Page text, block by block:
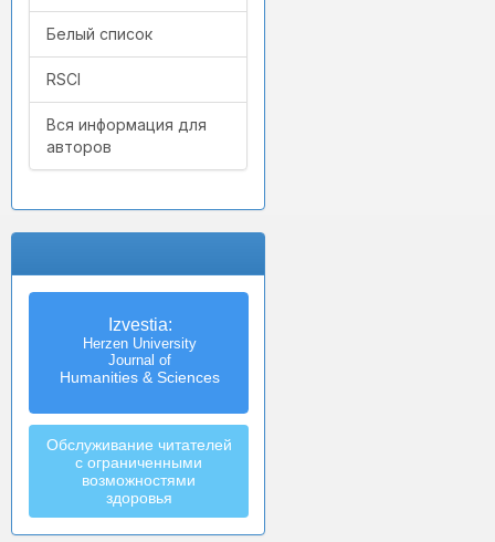
Белый список
RSCI
Вся информация для
авторов
Izvestia:
Herzen University
Journal of
Humanities & Sciences
Обслуживание читателей
с ограниченными
возможностями
здоровья